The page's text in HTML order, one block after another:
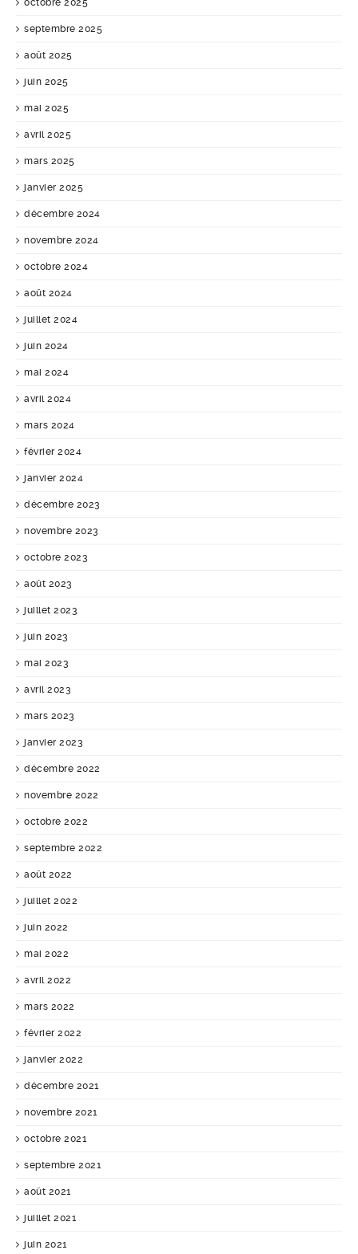
octobre 2025
septembre 2025
août 2025
juin 2025
mai 2025
avril 2025
mars 2025
janvier 2025
décembre 2024
novembre 2024
octobre 2024
août 2024
juillet 2024
juin 2024
mai 2024
avril 2024
mars 2024
février 2024
janvier 2024
décembre 2023
novembre 2023
octobre 2023
août 2023
juillet 2023
juin 2023
mai 2023
avril 2023
mars 2023
janvier 2023
décembre 2022
novembre 2022
octobre 2022
septembre 2022
août 2022
juillet 2022
juin 2022
mai 2022
avril 2022
mars 2022
février 2022
janvier 2022
décembre 2021
novembre 2021
octobre 2021
septembre 2021
août 2021
juillet 2021
juin 2021